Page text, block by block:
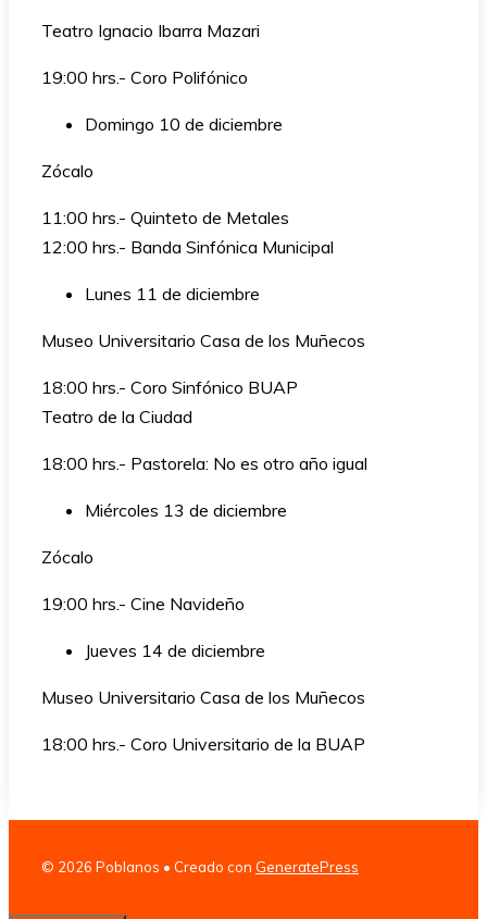
Teatro Ignacio Ibarra Mazari
19:00 hrs.- Coro Polifónico
Domingo 10 de diciembre
Zócalo
11:00 hrs.- Quinteto de Metales
12:00 hrs.- Banda Sinfónica Municipal
Lunes 11 de diciembre
Museo Universitario Casa de los Muñecos
18:00 hrs.- Coro Sinfónico BUAP
Teatro de la Ciudad
18:00 hrs.- Pastorela: No es otro año igual
Miércoles 13 de diciembre
Zócalo
19:00 hrs.- Cine Navideño
Jueves 14 de diciembre
Museo Universitario Casa de los Muñecos
18:00 hrs.- Coro Universitario de la BUAP
© 2026 Poblanos • Creado con GeneratePress